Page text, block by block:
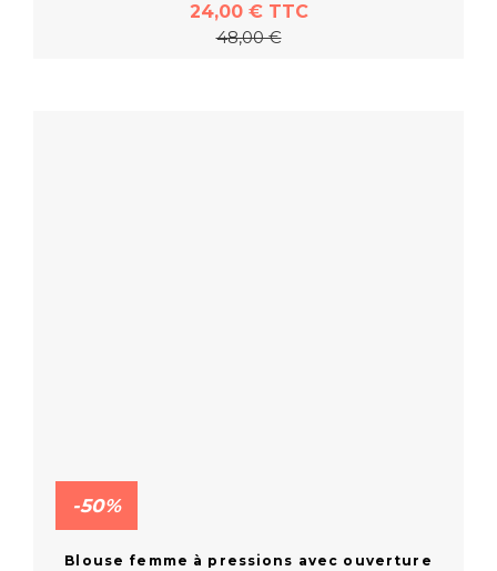
24,00 € TTC
48,00 €
-50%
Blouse femme à pressions avec ouverture